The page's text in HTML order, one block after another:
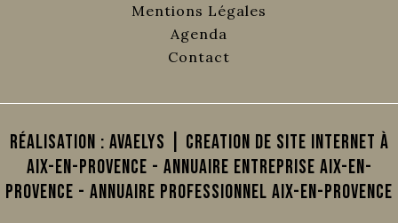
Mentions Légales
Agenda
Contact
Réalisation : AVAELYS | Creation de site internet à
Aix-en-Provence - Annuaire Entreprise Aix-en-
Provence - Annuaire Professionnel Aix-en-Provence